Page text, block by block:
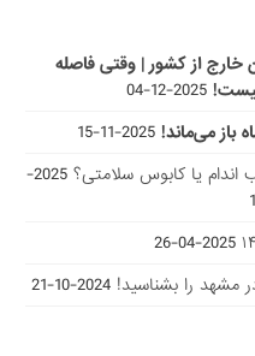
خارج از کشور | وقتی فاصله
2025-12-04
باز می‌ماند! 2025-11-15
اندام یا کابوس سلامتی؟
2025-
2025-04-26
2024-10-21